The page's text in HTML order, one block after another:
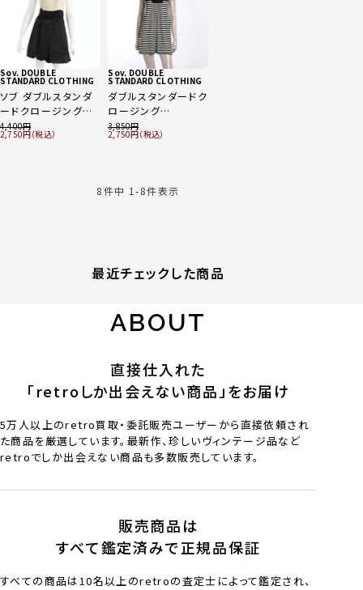
Sov. DOUBLE
STANDARD CLOTHING
ソブ ダブルスタンダ
ードクロージング
(Sov. DOUBLE
STANDARD) ウエス
4,400
2,750
Sov. DOUBLE
STANDARD CLOTHING
ダブルスタンダードク
ロージング
(DOUBLE
STANDARD CLOT)
3,850
2,750
8件中 1-8件表示
最近チェックした商品
ABOUT
直接仕入れた
「retroしか出会えない商品」をお届け
5万人以上のretro買取・委託販売ユーザーから直接依頼され
た商品を厳選しています。最新作、珍しいヴィンテージ品など
retroでしか出会えない商品も多数販売しています。
販売商品は
すべて鑑定済みで正規品保証
すべての商品は10名以上のretroの査定士によって鑑定され、